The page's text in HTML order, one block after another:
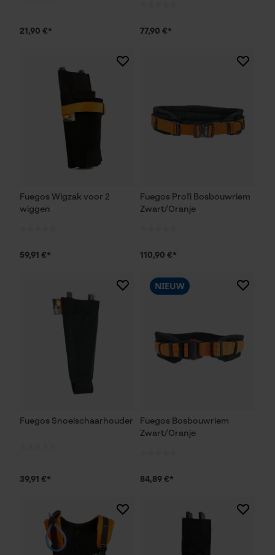
21,90 €* 77,90 €*
Fuegos Wigzak voor 2
wiggen
59,91 €*
Fuegos Profi Bosbouwriem
Zwart/Oranje
110,90 €*
Fuegos Snoeischaarhouder
39,91 €*
Fuegos Bosbouwriem
Zwart/Oranje
NIEUW
84,89 €*